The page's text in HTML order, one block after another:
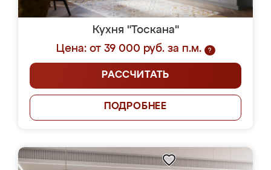
Кухня "Тоскана"
Цена: от 39 000 руб. за п.м.
?
РАССЧИТАТЬ
ПОДРОБНЕЕ